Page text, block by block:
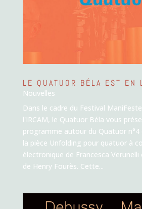
LE QUATUOR BÉLA EST EN
Nouvelles
Dans le cadre du Festival
l'IRCAM, le Quatuor Béla vous
programme autour du Quatuor n°4
la pièce Unfolding pour quatuor à
électronique de Francesca
de Henry Fourès. Cette...